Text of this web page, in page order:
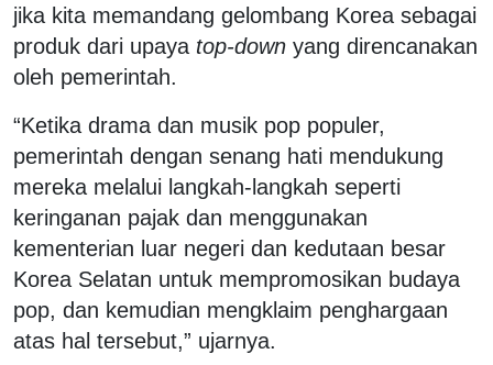
jika kita memandang gelombang Korea sebagai
produk dari upaya top-down yang direncanakan
oleh pemerintah.
“Ketika drama dan musik pop populer,
pemerintah dengan senang hati mendukung
mereka melalui langkah-langkah seperti
keringanan pajak dan menggunakan
kementerian luar negeri dan kedutaan besar
Korea Selatan untuk mempromosikan budaya
pop, dan kemudian mengklaim penghargaan
atas hal tersebut,” ujarnya.